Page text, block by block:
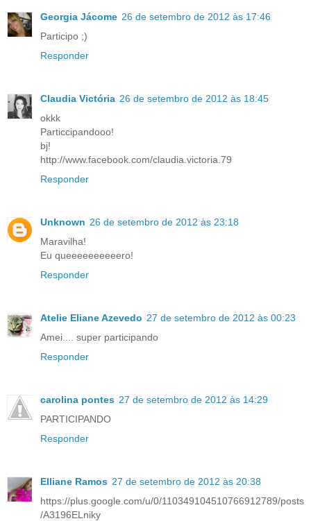
Georgia Jácome 26 de setembro de 2012 às 17:46
Participo ;)
Responder
Claudia Victória 26 de setembro de 2012 às 18:45
okkk
Particcipandooo!
bj!
http://www.facebook.com/claudia.victoria.79
Responder
Unknown 26 de setembro de 2012 às 23:18
Maravilha!
Eu queeeeeeeeeero!
Responder
Atelie Eliane Azevedo 27 de setembro de 2012 às 00:23
Amei.... super participando
Responder
carolina pontes 27 de setembro de 2012 às 14:29
PARTICIPANDO
Responder
Elliane Ramos 27 de setembro de 2012 às 20:38
https://plus.google.com/u/0/110349104510766912789/posts
/A3196ELniky